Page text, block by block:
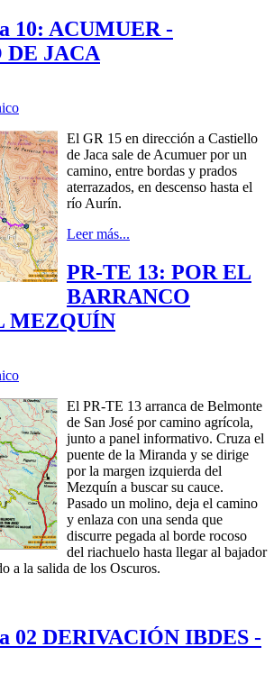
10: ACUMUER -
JACA
El GR 15 en dirección a Castiello
de Jaca sale de Acumuer por un
camino, entre bordas y prados
aterrazados, en descenso hasta el
río Aurín.
Leer más...
PR-TE 13: POR EL
BARRANCO
MEZQUÍN
El PR-TE 13 arranca de Belmonte
de San José por camino agrícola,
junto a panel informativo. Cruza el
puente de la Miranda y se dirige
por la margen izquierda del
Mezquín a buscar su cauce.
Pasado un molino, deja el camino
y enlaza con una senda que
discurre pegada al borde rocoso
del riachuelo hasta llegar al bajador
a la salida de los Oscuros.
02 DERIVACIÓN IBDES -